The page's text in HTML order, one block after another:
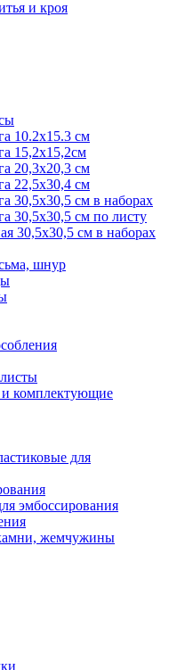
и кроя
10.2х15.3 см
15,2х15,2см
20,3х20,3 см
22,5х30,4 см
30,5х30,5 см в наборах
30,5х30,5 см по листу
30,5х30,5 см в наборах
шнур
комплектующие
для
эмбоссирования
жемчужины